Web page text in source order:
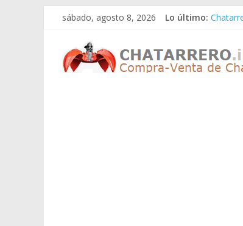
Saltar
contenido
sábado, agosto 8, 2026 Lo último:
Chatarreros